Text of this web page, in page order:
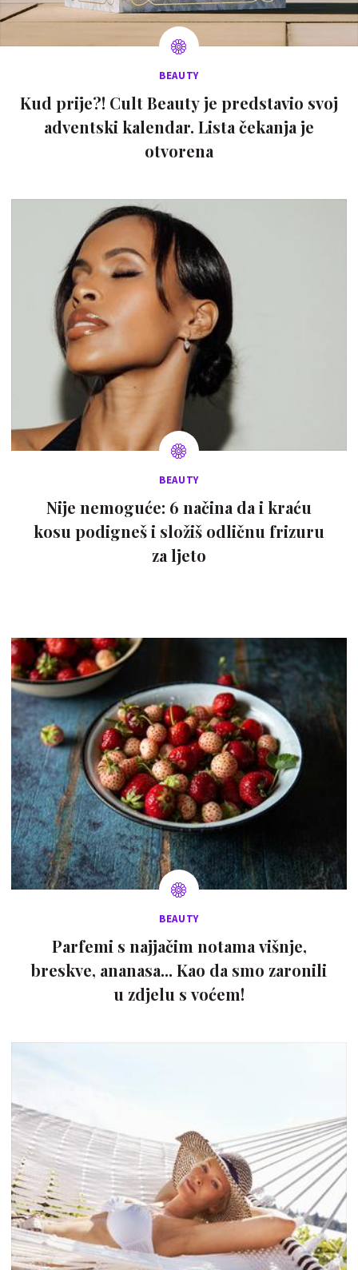
BEAUTY
Kud prije?! Cult Beauty je predstavio svoj
adventski kalendar. Lista čekanja je
otvorena
BEAUTY
Nije nemoguće: 6 načina da i kraću
kosu podigneš i složiš odličnu frizuru
za ljeto
BEAUTY
Parfemi s najjačim notama višnje,
breskve, ananasa... Kao da smo zaronili
u zdjelu s voćem!